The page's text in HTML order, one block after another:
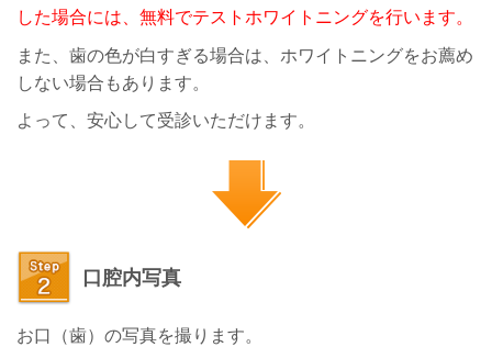
した場合には、無料でテストホワイトニングを行います。
また、歯の色が白すぎる場合は、ホワイトニングをお薦め
しない場合もあります。
よって、安心して受診いただけます。
口腔内写真
お口（歯）の写真を撮ります。